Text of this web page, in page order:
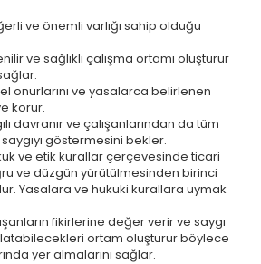
ve önemli varlığı sahip olduğu
ve sağlıklı çalışma ortamı oluşturur
onurlarını ve yasalarca belirlenen
korur.
davranır ve çalışanlarından da tüm
göstermesini bekler.
ve etik kurallar çerçevesinde ticari
ve düzgün yürütülmesinden birinci
Yasalara ve hukuki kurallara uymak
fikirlerine değer verir ve saygı
ortam oluşturur böylece
yer almalarını sağlar.